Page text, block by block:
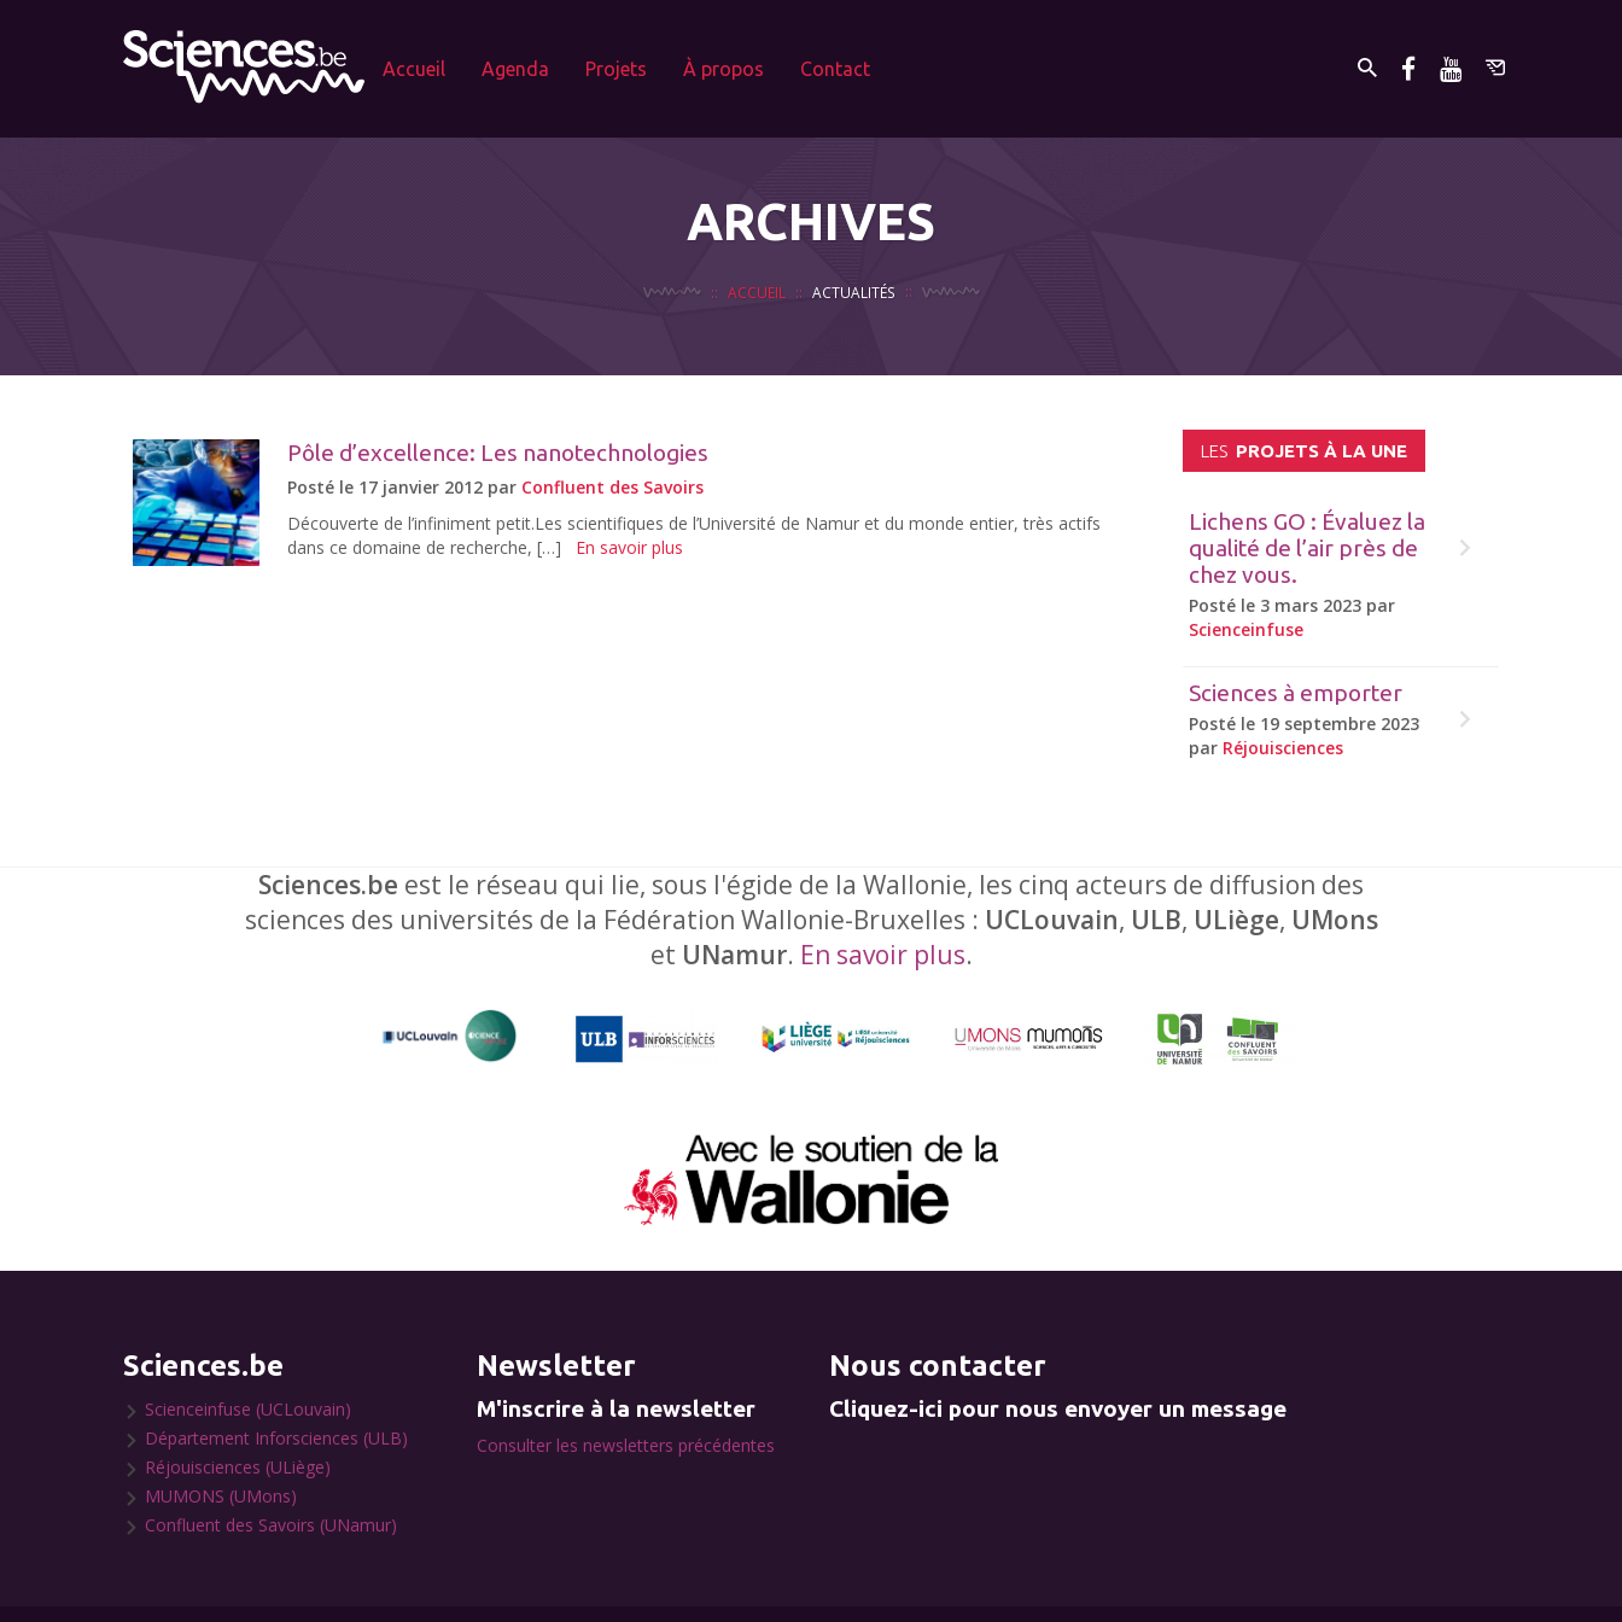
Accueil Agenda Projets À propos Contact
ARCHIVES
ACCUEIL ACTUALITÉS
Pôle d’excellence: Les nanotechnologies
Posté le 17 janvier 2012 par Confluent des Savoirs
Découverte de l’infiniment petit.Les scientifiques de l’Université de Namur et du monde entier, très actifs
dans ce domaine de recherche, […]
En savoir plus
LES PROJETS À LA UNE
Lichens GO : Évaluez la
qualité de l’air près de
chez vous.
Posté le 3 mars 2023 par
Scienceinfuse
Sciences à emporter
Posté le 19 septembre 2023
par Réjouisciences
Sciences.be est le réseau qui lie, sous l'égide de la Wallonie, les cinq acteurs de diffusion des
sciences des universités de la Fédération Wallonie-Bruxelles : UCLouvain, ULB, ULiège, UMons
et UNamur. En savoir plus.
Sciences.be
Scienceinfuse (UCLouvain)
Département Inforsciences (ULB)
Réjouisciences (ULiège)
MUMONS (UMons)
Confluent des Savoirs (UNamur)
Newsletter
M'inscrire à la newsletter
Consulter les newsletters précédentes
Nous contacter
Cliquez-ici pour nous envoyer un message